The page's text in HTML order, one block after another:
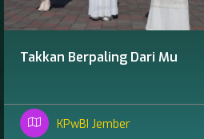
Takkan Berpaling Dari Mu
KPwBI Jember